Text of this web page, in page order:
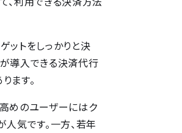
ットをしっかりと決
導入できる決済代行
ます。
めのユーザーにはク
人気です。一方、若年